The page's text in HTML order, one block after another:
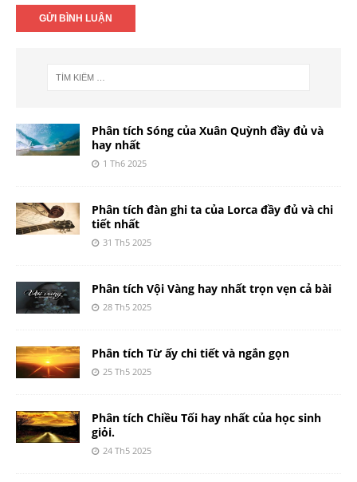
Phân tích Sóng của Xuân Quỳnh đầy đủ và
hay nhất
1 Th6 2025
Phân tích đàn ghi ta của Lorca đầy đủ và chi
tiết nhất
31 Th5 2025
Phân tích Vội Vàng hay nhất trọn vẹn cả bài
28 Th5 2025
Phân tích Từ ấy chi tiết và ngắn gọn
25 Th5 2025
Phân tích Chiều Tối hay nhất của học sinh
giỏi.
24 Th5 2025